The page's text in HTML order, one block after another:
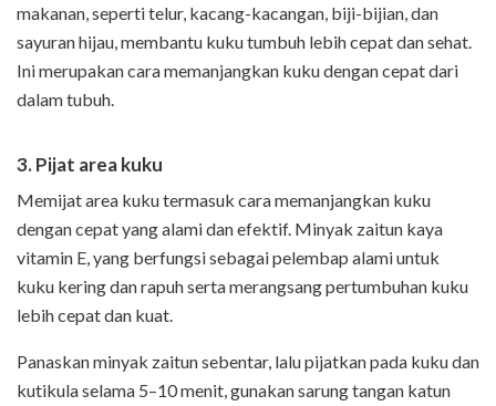
makanan, seperti telur, kacang-kacangan, biji-bijian, dan
sayuran hijau, membantu kuku tumbuh lebih cepat dan sehat.
Ini merupakan cara memanjangkan kuku dengan cepat dari
dalam tubuh.
3. Pijat area kuku
Memijat area kuku termasuk cara memanjangkan kuku
dengan cepat yang alami dan efektif. Minyak zaitun kaya
vitamin E, yang berfungsi sebagai pelembap alami untuk
kuku kering dan rapuh serta merangsang pertumbuhan kuku
lebih cepat dan kuat.
Panaskan minyak zaitun sebentar, lalu pijatkan pada kuku dan
kutikula selama 5–10 menit, gunakan sarung tangan katun